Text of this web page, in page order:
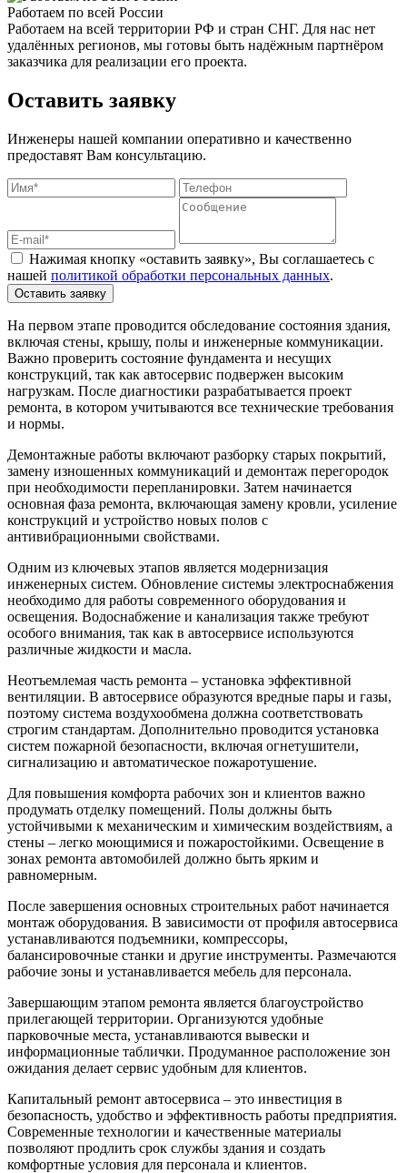
Работаем по всей России
Работаем на всей территории РФ и стран СНГ. Для нас нет
удалённых регионов, мы готовы быть надёжным партнёром
заказчика для реализации его проекта.
Оставить заявку
Инженеры нашей компании оперативно и качественно
предоставят Вам консультацию.
Нажимая кнопку «оставить заявку», Вы соглашаетесь с
нашей политикой обработки персональных данных.
Оставить заявку
На первом этапе проводится обследование состояния здания,
включая стены, крышу, полы и инженерные коммуникации.
Важно проверить состояние фундамента и несущих
конструкций, так как автосервис подвержен высоким
нагрузкам. После диагностики разрабатывается проект
ремонта, в котором учитываются все технические требования
и нормы.
Демонтажные работы включают разборку старых покрытий,
замену изношенных коммуникаций и демонтаж перегородок
при необходимости перепланировки. Затем начинается
основная фаза ремонта, включающая замену кровли, усиление
конструкций и устройство новых полов с
антивибрационными свойствами.
Одним из ключевых этапов является модернизация
инженерных систем. Обновление системы электроснабжения
необходимо для работы современного оборудования и
освещения. Водоснабжение и канализация также требуют
особого внимания, так как в автосервисе используются
различные жидкости и масла.
Неотъемлемая часть ремонта – установка эффективной
вентиляции. В автосервисе образуются вредные пары и газы,
поэтому система воздухообмена должна соответствовать
строгим стандартам. Дополнительно проводится установка
систем пожарной безопасности, включая огнетушители,
сигнализацию и автоматическое пожаротушение.
Для повышения комфорта рабочих зон и клиентов важно
продумать отделку помещений. Полы должны быть
устойчивыми к механическим и химическим воздействиям, а
стены – легко моющимися и пожаростойкими. Освещение в
зонах ремонта автомобилей должно быть ярким и
равномерным.
После завершения основных строительных работ начинается
монтаж оборудования. В зависимости от профиля автосервиса
устанавливаются подъемники, компрессоры,
балансировочные станки и другие инструменты. Размечаются
рабочие зоны и устанавливается мебель для персонала.
Завершающим этапом ремонта является благоустройство
прилегающей территории. Организуются удобные
парковочные места, устанавливаются вывески и
информационные таблички. Продуманное расположение зон
ожидания делает сервис удобным для клиентов.
Капитальный ремонт автосервиса – это инвестиция в
безопасность, удобство и эффективность работы предприятия.
Современные технологии и качественные материалы
позволяют продлить срок службы здания и создать
комфортные условия для персонала и клиентов.